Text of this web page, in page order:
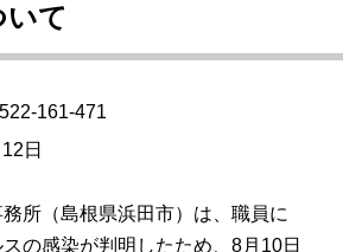
いて
161-471
日
所（島根県浜田市）は、職員に
の感染が判明したため、8月10日